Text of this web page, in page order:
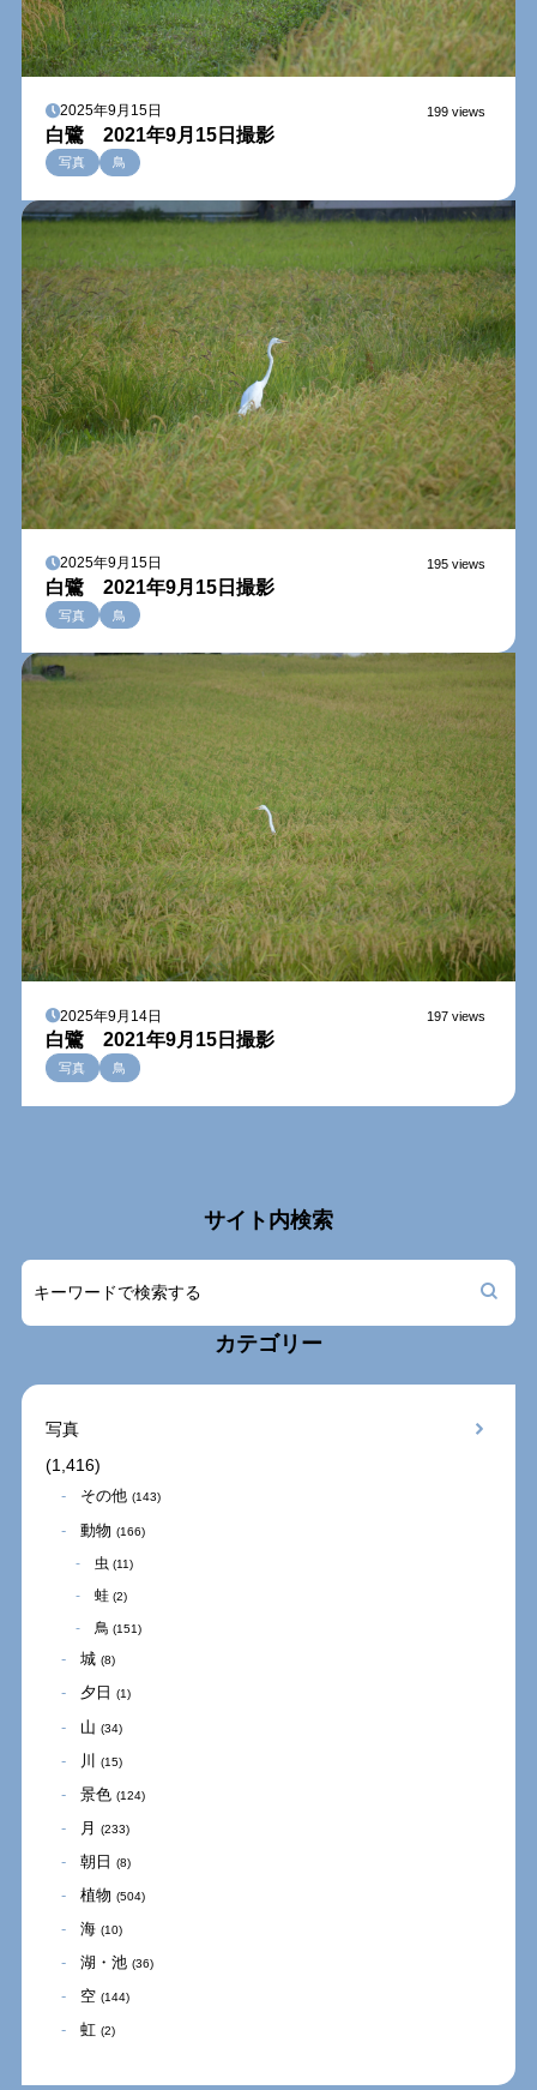
2025年9月15日 199 views
白鷺 2021年9月15日撮影
写真 鳥
2025年9月15日 195 views
白鷺 2021年9月15日撮影
写真 鳥
2025年9月14日 197 views
白鷺 2021年9月15日撮影
写真 鳥
サイト内検索
カテゴリー
写真
(1,416)
その他 (143)
動物 (166)
虫 (11)
蛙 (2)
鳥 (151)
城 (8)
夕日 (1)
山 (34)
川 (15)
景色 (124)
月 (233)
朝日 (8)
植物 (504)
海 (10)
湖・池 (36)
空 (144)
虹 (2)